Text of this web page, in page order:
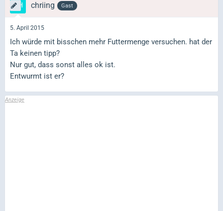
chriing Gast
5. April 2015
Ich würde mit bisschen mehr Futtermenge versuchen. hat der
Ta keinen tipp?
Nur gut, dass sonst alles ok ist.
Entwurmt ist er?